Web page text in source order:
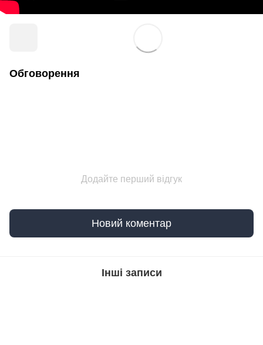
Обговорення
Додайте перший відгук
Новий коментар
Інші записи